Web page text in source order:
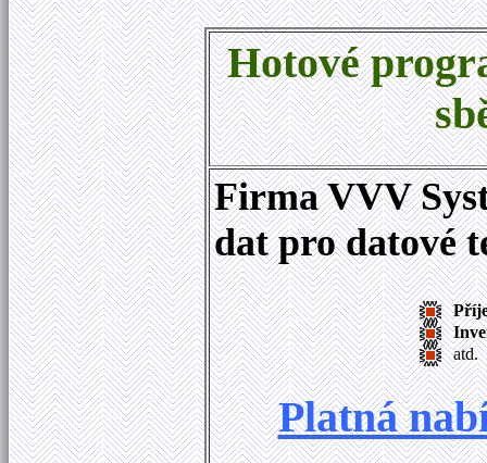
Hotové
Firma VVV
dat pro datové
atd.
Platná